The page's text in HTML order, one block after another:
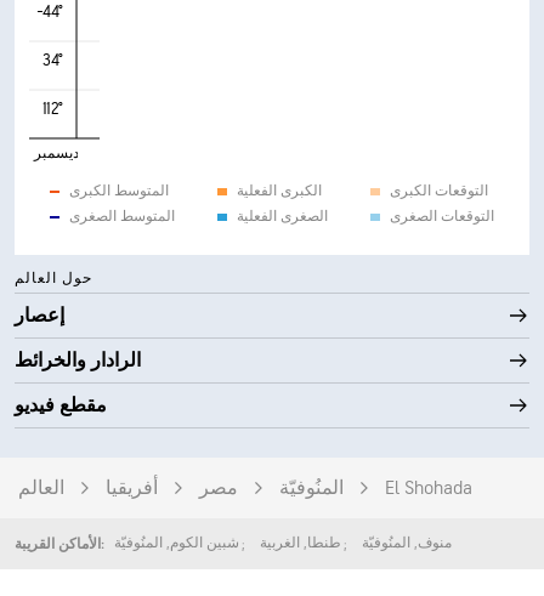
-44°
34°
112°
ديسمبر
المتوسط الكبرى
المتوسط الصغرى
الكبرى الفعلية
الصغرى الفعلية
التوقعات الكبرى
التوقعات الصغرى
حول العالم
إعصار
الرادار والخرائط
مقطع فيديو
العالم أفريقيا مصر المنُوفيّة El Shohada
الأماكن القريبة: شبين الكوم, المنُوفيّة طنطا, الغربية منوف, المنُوفيّة